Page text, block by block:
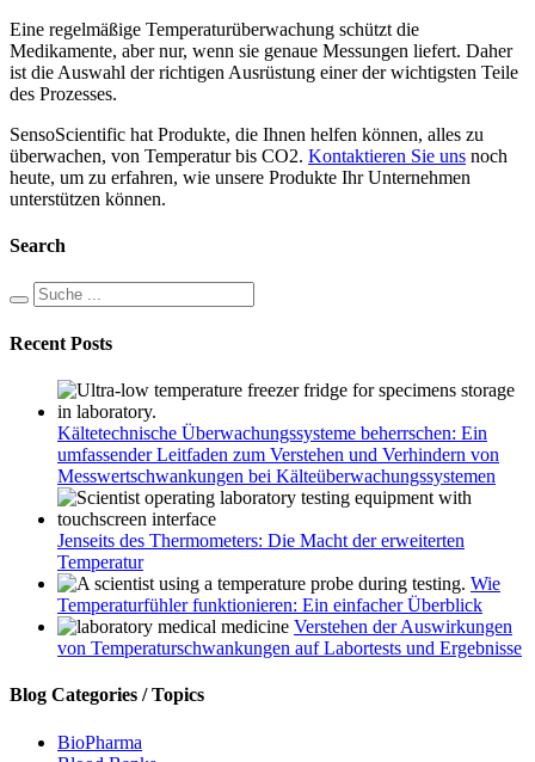
Eine regelmäßige Temperaturüberwachung schützt die
Medikamente, aber nur, wenn sie genaue Messungen liefert. Daher
ist die Auswahl der richtigen Ausrüstung einer der wichtigsten Teile
des Prozesses.
SensoScientific hat Produkte, die Ihnen helfen können, alles zu
überwachen, von Temperatur bis CO2. Kontaktieren Sie uns noch
heute, um zu erfahren, wie unsere Produkte Ihr Unternehmen
unterstützen können.
Search
Recent Posts
Kältetechnische Überwachungssysteme beherrschen: Ein
umfassender Leitfaden zum Verstehen und Verhindern von
Messwertschwankungen bei Kälteüberwachungssystemen
Jenseits des Thermometers: Die Macht der erweiterten
Temperatur
Wie
Temperaturfühler funktionieren: Ein einfacher Überblick
Verstehen der Auswirkungen
von Temperaturschwankungen auf Labortests und Ergebnisse
Blog Categories / Topics
BioPharma